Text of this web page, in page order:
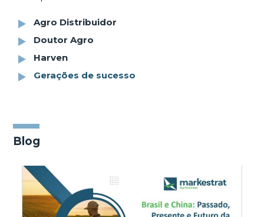
Agro Distribuidor
Doutor Agro
Harven
Gerações de sucesso
Blog